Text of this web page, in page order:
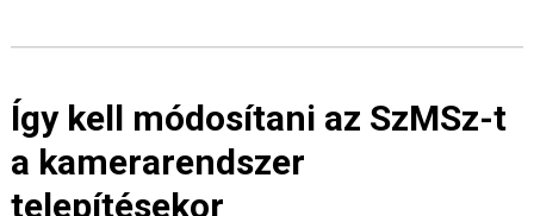
Így kell módosítani az SzMSz-t
a kamerarendszer
telepítésekor